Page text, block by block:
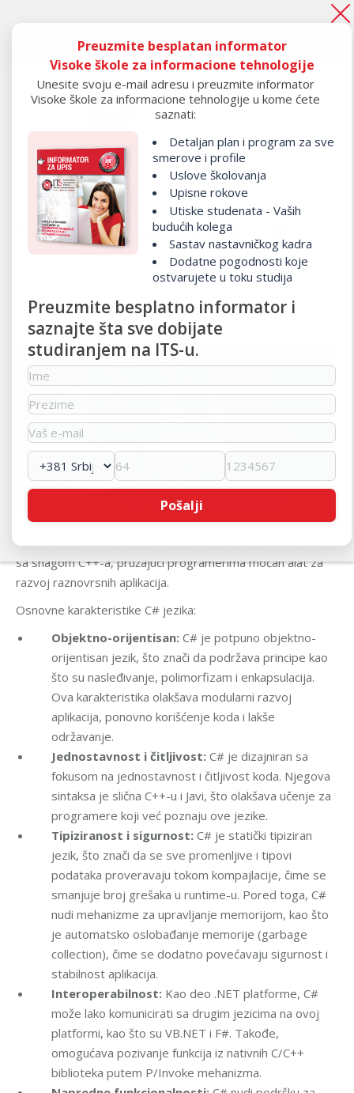
Ako si ostao “ispod crte", to je tek početak.PRIJAVI SE!
Home/Programi/ Programski jezik C#
Programski jezik C#
C# (izgovara se “Si-Šarp”) je višenamenski programski jezik
visokog nivoa koji je razvila kompanija Microsoft. Dizajniran
je kao deo .NET platforme, a prvi put je predstavljen 2000.
godine.
C# je napravljen da kombinuje jednostavnost Visual Basica
sa snagom C++-a, pružajući programerima moćan alat za
razvoj raznovrsnih aplikacija.
Osnovne karakteristike C# jezika:
Objektno-orijentisan: C# je potpuno objektno-
orijentisan jezik, što znači da podržava principe kao
što su nasleđivanje, polimorfizam i enkapsulacija.
Ova karakteristika olakšava modularni razvoj
aplikacija, ponovno korišćenje koda i lakše
održavanje.
Jednostavnost i čitljivost: C# je dizajniran sa
fokusom na jednostavnost i čitljivost koda. Njegova
sintaksa je slična C++-u i Javi, što olakšava učenje za
programere koji već poznaju ove jezike.
Tipiziranost i sigurnost: C# je statički tipiziran
jezik, što znači da se sve promenljive i tipovi
podataka proveravaju tokom kompajlacije, čime se
smanjuje broj grešaka u runtime-u. Pored toga, C#
nudi mehanizme za upravljanje memorijom, kao što
je automatsko oslobađanje memorije (garbage
collection), čime se dodatno povećavaju sigurnost i
stabilnost aplikacija.
Interoperabilnost: Kao deo .NET platforme, C#
može lako komunicirati sa drugim jezicima na ovoj
platformi, kao što su VB.NET i F#. Takođe,
omogućava pozivanje funkcija iz nativnih C/C++
biblioteka putem P/Invoke mehanizma.
Preuzmite besplatan informator
Visoke škole za informacione tehnologije
Unesite svoju e-mail adresu i preuzmite informator
Visoke škole za informacione tehnologije u kome ćete
saznati:
Detaljan plan i program za sve
smerove i profile
Uslove školovanja
Upisne rokove
Utiske studenata - Vaših
budućih kolega
Sastav nastavničkog kadra
Dodatne pogodnosti koje
ostvarujete u toku studija
Preuzmite besplatno informator i
saznajte šta sve dobijate
studiranjem na ITS-u.